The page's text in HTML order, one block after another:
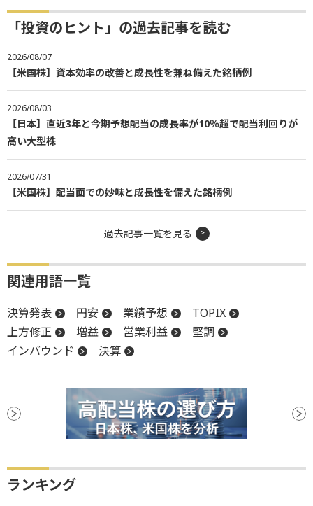
「投資のヒント」の過去記事を読む
2026/08/07
【米国株】資本効率の改善と成長性を兼ね備えた銘柄例
2026/08/03
【日本】直近3年と今期予想配当の成長率が10％超で配当利回りが
高い大型株
2026/07/31
【米国株】配当面での妙味と成長性を備えた銘柄例
過去記事一覧を見る
関連用語一覧
決算発表 円安 業績予想
TOPIX
上方修正
増益 営業利益
堅調
インバウンド
決算
ランキング